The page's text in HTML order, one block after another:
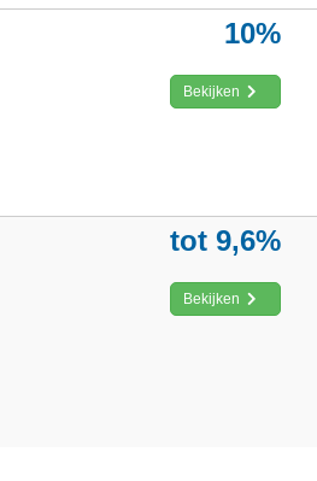
10%
Bekijken
tot 9,6%
Bekijken